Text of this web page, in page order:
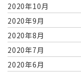
2020年10月
2020年9月
2020年8月
2020年7月
2020年6月